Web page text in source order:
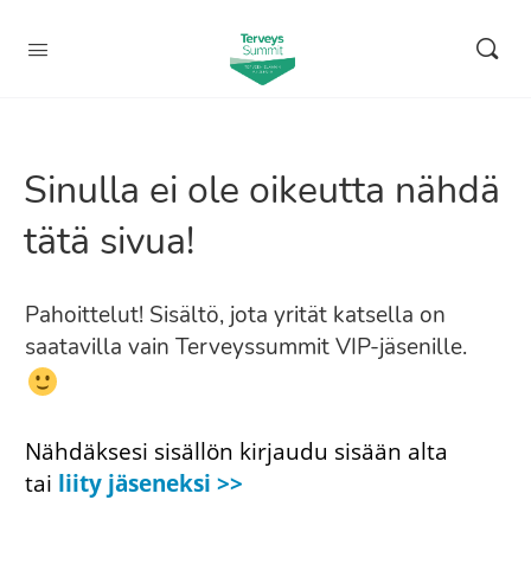
Sinulla ei ole oikeutta nähdä
tätä sivua!
Pahoittelut! Sisältö, jota yrität katsella on
saatavilla vain Terveyssummit VIP-jäsenille.
Nähdäksesi sisällön kirjaudu sisään alta
tai liity jäseneksi >>